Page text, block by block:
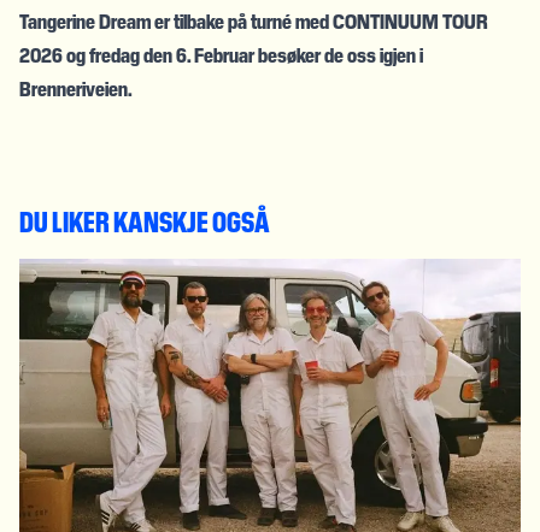
Tangerine Dream er tilbake på turné med CONTINUUM TOUR
2026 og fredag den 6. Februar besøker de oss igjen i
Brenneriveien.
DU LIKER KANSKJE OGSÅ